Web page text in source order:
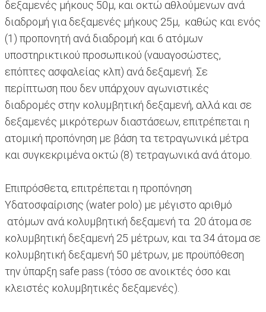
δεξαμενές μήκους 50μ, και οκτώ αθλούμενων ανά
διαδρομή για δεξαμενές μήκους 25μ, καθώς και ενός
(1) προπονητή ανά διαδρομή και 6 ατόμων
υποστηρικτικού προσωπικού (ναυαγοσώστες,
επόπτες ασφαλείας κλπ) ανά δεξαμενή. Σε
περίπτωση που δεν υπάρχουν αγωνιστικές
διαδρομές στην κολυμβητική δεξαμενή, αλλά και σε
δεξαμενές μικρότερων διαστάσεων, επιτρέπεται η
ατομική προπόνηση με βάση τα τετραγωνικά μέτρα
και συγκεκριμένα οκτώ (8) τετραγωνικά ανά άτομο.
Επιπρόσθετα, επιτρέπεται η προπόνηση
Υδατοσφαίρισης (water polo) με μέγιστο αριθμό
ατόμων ανά κολυμβητική δεξαμενή τα 20 άτομα σε
κολυμβητική δεξαμενή 25 μέτρων, και τα 34 άτομα σε
κολυμβητική δεξαμενή 50 μέτρων, με προϋπόθεση
την ύπαρξη safe pass (τόσο σε ανοικτές όσο και
κλειστές κολυμβητικές δεξαμενές).